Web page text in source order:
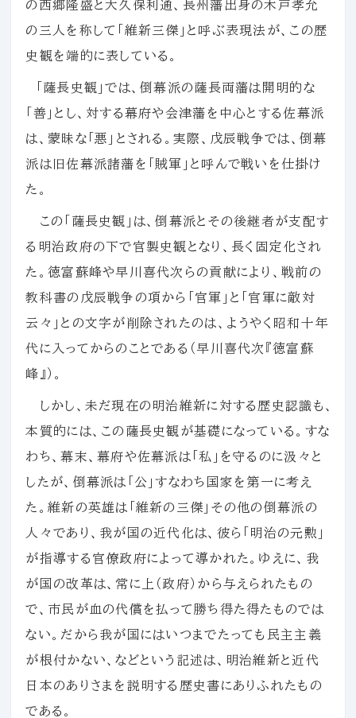
の西郷隆盛と大久保利通、長州藩出身の木戸孝允
の三人を称して「維新三傑」と呼ぶ表現法が、この歴
史観を端的に表している。
「薩長史観」では、倒幕派の薩長両藩は開明的な
「善」とし、対する幕府や会津藩を中心とする佐幕派
は、蒙昧な「悪」とされる。実際、戊辰戦争では、倒幕
派は旧佐幕派諸藩を「賊軍」と呼んで戦いを仕掛け
た。
この「薩長史観」は、倒幕派とその後継者が支配す
る明治政府の下で官製史観となり、長く固定化され
た。徳富蘇峰や早川喜代次らの貢献により、戦前の
教科書の戊辰戦争の項から「官軍」と「官軍に敵対
云々」との文字が削除されたのは、ようやく昭和十年
代に入ってからのことである（早川喜代次『徳富蘇
峰』）。
しかし、未だ現在の明治維新に対する歴史認識も、
本質的には、この薩長史観が基礎になっている。すな
わち、幕末、幕府や佐幕派は「私」を守るのに汲々と
したが、倒幕派は「公」すなわち国家を第一に考え
た。維新の英雄は「維新の三傑」その他の倒幕派の
人々であり、我が国の近代化は、彼ら「明治の元勲」
が指導する官僚政府によって導かれた。ゆえに、我
が国の改革は、常に上（政府）から与えられたもの
で、市民が血の代償を払って勝ち得た得たものでは
ない。だから我が国にはいつまでたっても民主主義
が根付かない、などという記述は、明治維新と近代
日本のありさまを説明する歴史書にありふれたもの
である。